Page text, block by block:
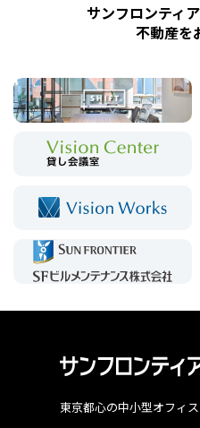
サンフロンティ
不動産を
東京都心の中小型オフィ